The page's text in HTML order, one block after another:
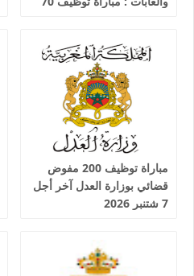
مباراة توظيف 200 مفوض
قضائي بوزارة العدل آخر أجل
7 شتنبر 2026